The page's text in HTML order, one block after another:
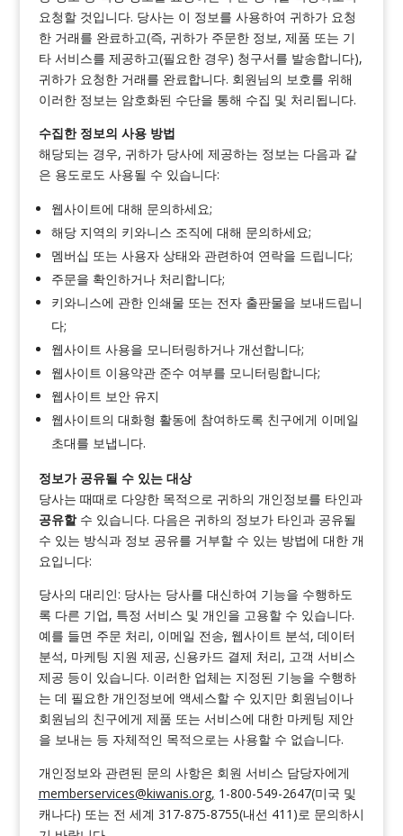
요청할 것입니다. 당사는 이 정보를 사용하여 귀하가 요청
한 거래를 완료하고(즉, 귀하가 주문한 정보, 제품 또는 기
타 서비스를 제공하고(필요한 경우) 청구서를 발송합니다),
귀하가 요청한 거래를 완료합니다. 회원님의 보호를 위해
이러한 정보는 암호화된 수단을 통해 수집 및 처리됩니다.
수집한 정보의 사용 방법
해당되는 경우, 귀하가 당사에 제공하는 정보는 다음과 같
은 용도로도 사용될 수 있습니다:
웹사이트에 대해 문의하세요;
해당 지역의 키와니스 조직에 대해 문의하세요;
멤버십 또는 사용자 상태와 관련하여 연락을 드립니다;
주문을 확인하거나 처리합니다;
키와니스에 관한 인쇄물 또는 전자 출판물을 보내드립니
다;
웹사이트 사용을 모니터링하거나 개선합니다;
웹사이트 이용약관 준수 여부를 모니터링합니다;
웹사이트 보안 유지
웹사이트의 대화형 활동에 참여하도록 친구에게 이메일
초대를 보냅니다.
정보가 공유될 수 있는 대상
당사는 때때로 다양한 목적으로 귀하의 개인정보를 타인과
공유할수 있습니다. 다음은 귀하의 정보가 타인과 공유될
수 있는 방식과 정보 공유를 거부할 수 있는 방법에 대한 개
요입니다:
당사의 대리인: 당사는 당사를 대신하여 기능을 수행하도
록 다른 기업, 특정 서비스 및 개인을 고용할 수 있습니다.
예를 들면 주문 처리, 이메일 전송, 웹사이트 분석, 데이터
분석, 마케팅 지원 제공, 신용카드 결제 처리, 고객 서비스
제공 등이 있습니다. 이러한 업체는 지정된 기능을 수행하
는 데 필요한 개인정보에 액세스할 수 있지만 회원님이나
회원님의 친구에게 제품 또는 서비스에 대한 마케팅 제안
을 보내는 등 자체적인 목적으로는 사용할 수 없습니다.
개인정보와 관련된 문의 사항은 회원 서비스 담당자에게
memberservices@kiwanis.org, 1-800-549-2647(미국 및
캐나다) 또는 전 세계 317-875-8755(내선 411)로 문의하시